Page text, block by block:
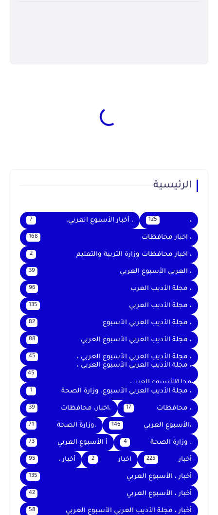
الرئيسية
، 125 ، أخبار الأسبوع العربي، 7
، اخبار محافظات 168
، اخبار محافظات وزارة التربية والتعليم 2
، العربي الأسبوع العربي 39
، مجلة الأديب العرب 96
، مجلة الأديب العربي 135
، مجلة الأديب العربي الأسبوع 82
، مجلة الأديب العربي الأسبوع العربي 88
، مجلة الأديب العربي الأسبوع العربي ، 45
، مجلة الأديب العربي الأسبوع العربي ،
مجلةالأسبوع العربي
45
، مجلة الأديب العربي الأسبوع. وزارة الصحة 1
، محافظات 17 ،اخبار، محافظات 39
،الأسبوع العربي 146 ،وزارة الصحة 71
. وزارة الصحة 4 أ الأسبوع العربي 73
أخبار 225 اخبار 2 أخبار ، 95
أخبار ، الأسبوع العربي 135
أخبار ، الأسبوع العربي 42
أخبار ، مجلة الأديب العربي الأسبوع العربي 58